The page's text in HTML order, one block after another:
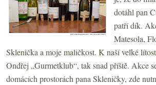
dotáhl pan
patří dík.
Matesola,
Sklenička a moje maličkost. K naší velké
Ondřej „Gurmetklub“, tak snad příště. Akce
domácích prostorách pana Skleničky, zde